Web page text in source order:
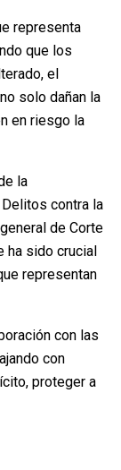
representa
que los
el
solo dañan la
en riesgo la
la
contra la
de Corte
ha sido crucial
representan
con las
con
proteger a